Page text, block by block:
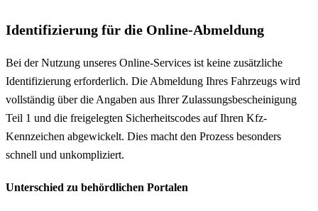
Identifizierung für die Online-Abmeldung
Bei der Nutzung unseres Online-Services ist keine zusätzliche
Identifizierung erforderlich. Die Abmeldung Ihres Fahrzeugs wird
vollständig über die Angaben aus Ihrer Zulassungsbescheinigung
Teil 1 und die freigelegten Sicherheitscodes auf Ihren Kfz-
Kennzeichen abgewickelt. Dies macht den Prozess besonders
schnell und unkompliziert.
Unterschied zu behördlichen Portalen